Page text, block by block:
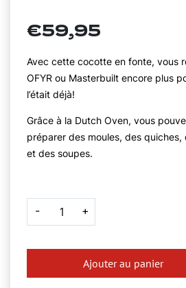
€59,95
Avec cette cocotte en fonte, vous
OFYR ou Masterbuilt encore plus
l’était déjà!
Grâce à la Dutch Oven, vous
préparer des moules, des
et des soupes.
-
quantité
Marmite
Fonte
(Dutch
+
Ajouter au panier